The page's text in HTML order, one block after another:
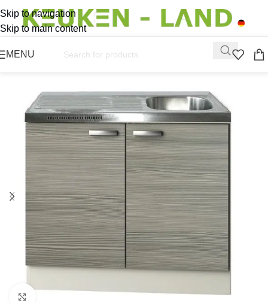
Skip to navigation
Skip to main content
MENU